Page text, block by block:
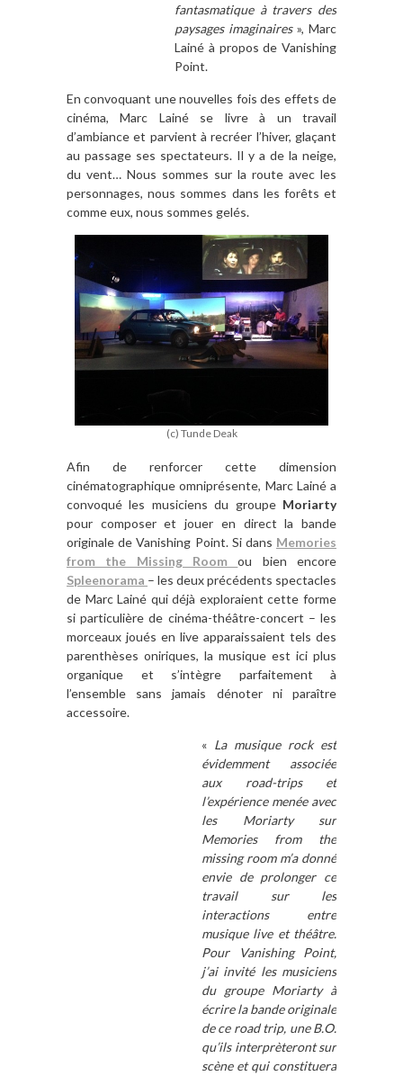
fantasmatique à travers des
paysages imaginaires», Marc
Lainé à propos de Vanishing
Point.
En convoquant une nouvelles fois des effets de
cinéma, Marc Lainé se livre à un travail
d’ambiance et parvient à recréer l’hiver, glaçant
au passage ses spectateurs. Il y a de la neige,
du vent… Nous sommes sur la route avec les
personnages, nous sommes dans les forêts et
comme eux, nous sommes gelés.
(c) Tunde Deak
Afin de renforcer cette dimension
cinématographique omniprésente, Marc Lainé a
convoqué les musiciens du groupe Moriarty
pour composer et jouer en direct la bande
originale de Vanishing Point. Si dans Memories
from the Missing Room
ou bien encore
Spleenorama – les deux précédents spectacles
de Marc Lainé qui déjà exploraient cette forme
si particulière de cinéma-théâtre-concert – les
morceaux joués en live apparaissaient tels des
parenthèses oniriques, la musique est ici plus
organique et s’intègre parfaitement à
l’ensemble sans jamais dénoter ni paraître
accessoire.
« La musique rock est
évidemment associée
aux road-trips et
l’expérience menée avec
les Moriarty sur
Memories from the
missing room m’a donné
envie de prolonger ce
travail sur les
interactions entre
musique live et théâtre.
Pour Vanishing Point,
j’ai invité les musiciens
du groupe Moriarty à
écrire la bande originale
de ce road trip, une B.O.
qu’ils interprèteront sur
scène et qui constituera